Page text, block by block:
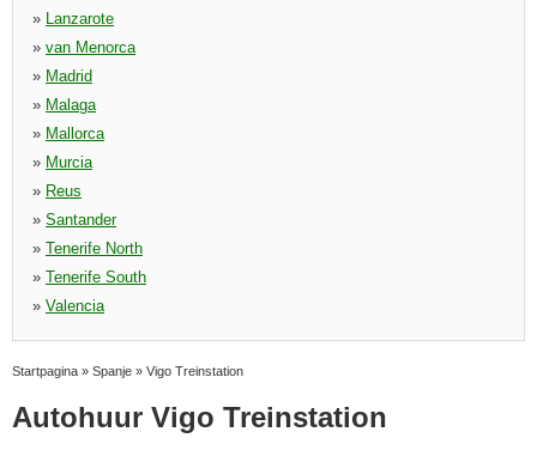
» Lanzarote
» van Menorca
» Madrid
» Malaga
» Mallorca
» Murcia
» Reus
» Santander
» Tenerife North
» Tenerife South
» Valencia
Startpagina » Spanje » Vigo Treinstation
Autohuur Vigo Treinstation